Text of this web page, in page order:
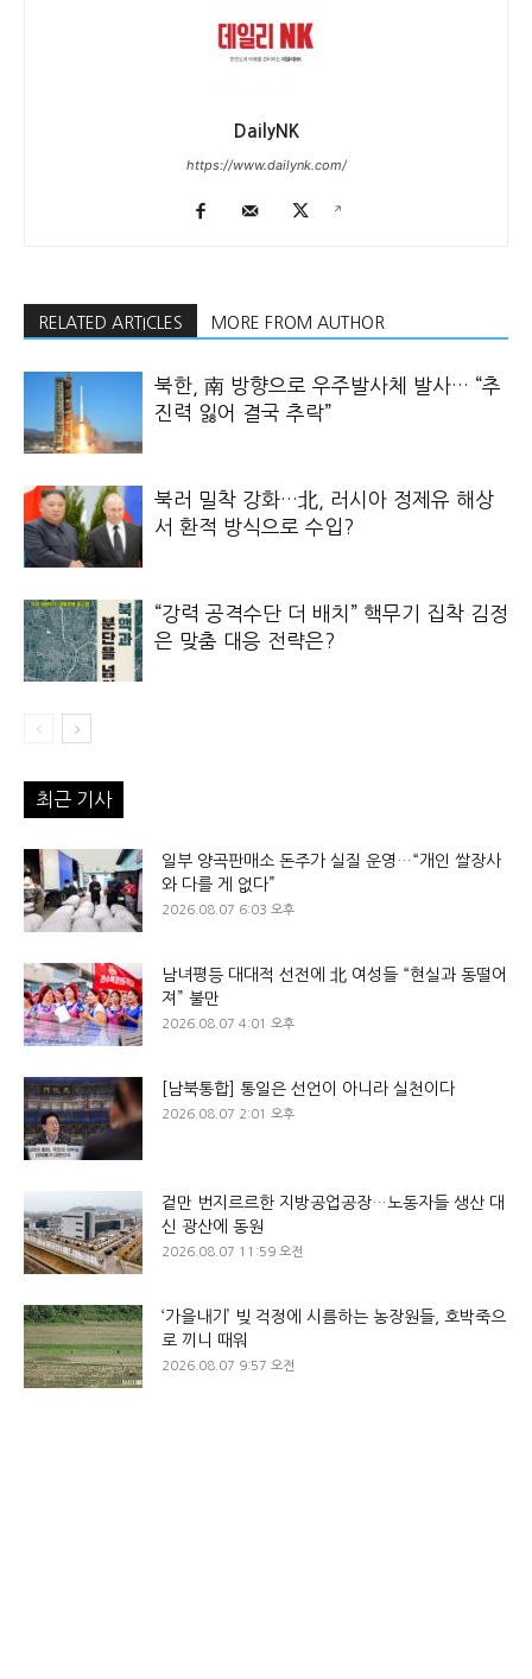
DailyNK
https://www.dailynk.com/
RELATED ARTICLES MORE FROM AUTHOR
북한, 南 방향으로 우주발사체 발사… “추
진력 잃어 결국 추락”
북러 밀착 강화…北, 러시아 정제유 해상
서 환적 방식으로 수입?
“강력 공격수단 더 배치” 핵무기 집착 김정
은 맞춤 대응 전략은?
최근 기사
일부 양곡판매소 돈주가 실질 운영…“개인 쌀장사
와 다를 게 없다”
2026.08.07 6:03 오후
남녀평등 대대적 선전에 北 여성들 “현실과 동떨어
져” 불만
2026.08.07 4:01 오후
[남북통합] 통일은 선언이 아니라 실천이다
2026.08.07 2:01 오후
겉만 번지르르한 지방공업공장…노동자들 생산 대
신 광산에 동원
2026.08.07 11:59 오전
‘가을내기’ 빚 걱정에 시름하는 농장원들, 호박죽으
로 끼니 때워
2026.08.07 9:57 오전